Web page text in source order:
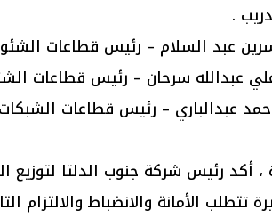
.
عبد السلام – رئيس قطاعات
عبدالله سرحان – رئيس قطاعات
عبدالباري – رئيس قطاعات
، أكد رئيس شركة جنوب الدلتا لتوزيع
تتطلب الأمانة والانضباط والالتزام